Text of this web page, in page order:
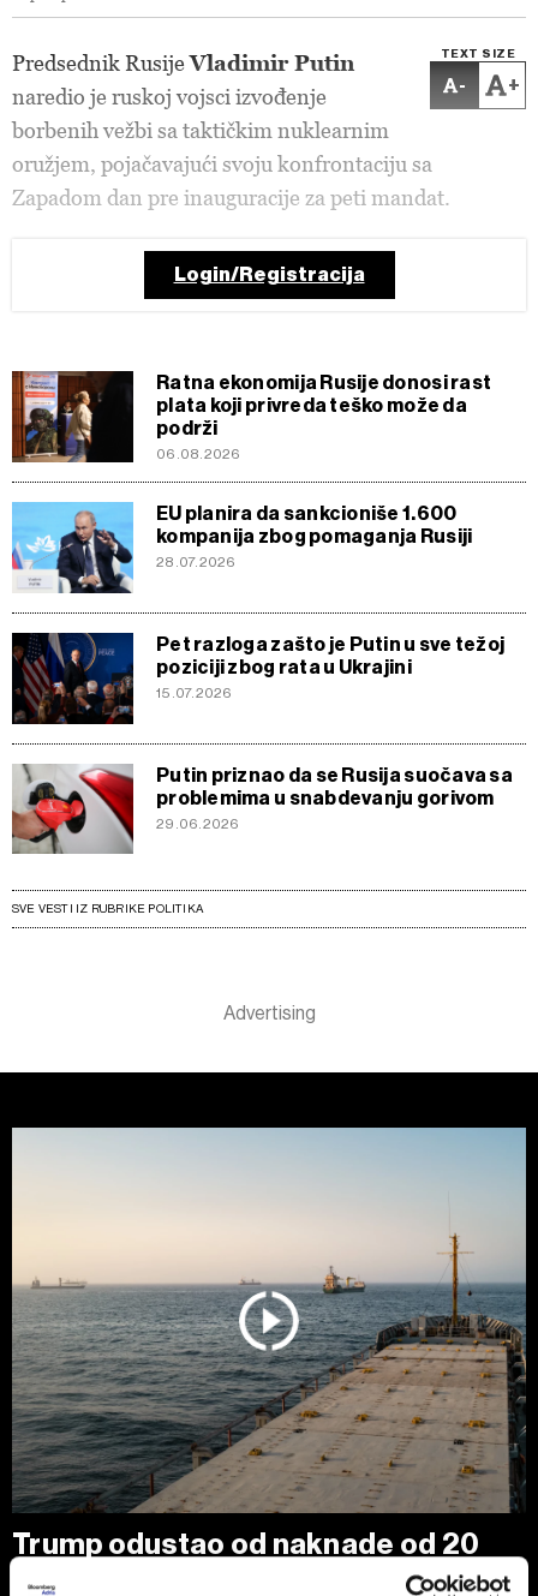
TEXT SIZE
- +
Predsednik RusijeVladimir Putin
naredio je ruskoj vojsci izvođenje
borbenih vežbi sa taktičkim nuklearnim
oružjem, pojačavajući svoju konfrontaciju sa
Zapadom dan pre inauguracije za peti mandat.
Login/Registracija
Ratna ekonomija Rusije donosi rast
plata koji privreda teško može da
podrži
06.08.2026
EU planira da sankcioniše 1.600
kompanija zbog pomaganja Rusiji
28.07.2026
Pet razloga zašto je Putin u sve težoj
poziciji zbog rata u Ukrajini
15.07.2026
Putin priznao da se Rusija suočava sa
problemima u snabdevanju gorivom
29.06.2026
SVE VESTI IZ RUBRIKE POLITIKA
Trump odustao od naknade od 20
odsto za saobraćaj kroz Ormuski